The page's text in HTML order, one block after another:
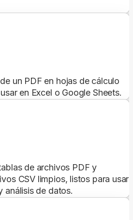
un PDF en hojas de cálculo
en Excel o Google Sheets.
de archivos PDF y
CSV limpios, listos para usar
análisis de datos.